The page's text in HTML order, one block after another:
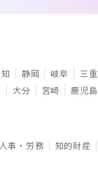
静岡 岐阜 三重
大分 宮崎 鹿児島
人事・労務 知的財産